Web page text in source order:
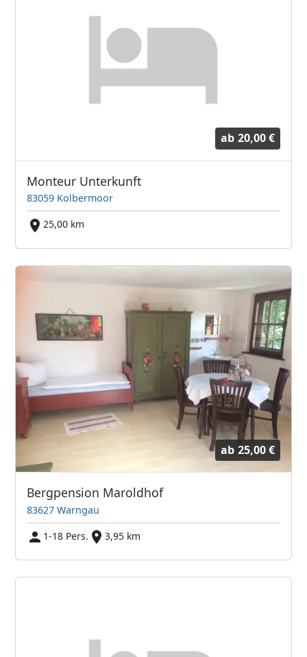
ab 20,00 €
Monteur Unterkunft
83059 Kolbermoor
25,00 km
ab 25,00 €
Bergpension Maroldhof
83627 Warngau
1-18 Pers.
3,95 km